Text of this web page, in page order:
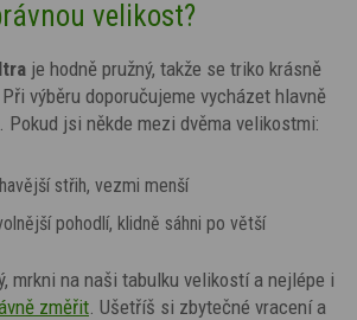
velikost?
je hodně pružný, takže se triko krásně
výběru doporučujeme vycházet hlavně
. Pokud jsi někde mezi dvěma velikostmi:
střih, vezmi menší
pohodlí, klidně sáhni po větší
mrkni na naši tabulku velikostí a nejlépe i
změřit . Ušetříš si zbytečné vracení a